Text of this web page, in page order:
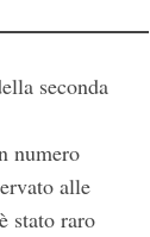
seconda
numero
alle
stato raro